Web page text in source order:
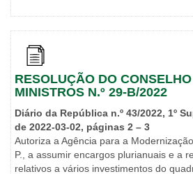
RESOLUÇÃO DO
MINISTROS N.º 29-B/2022
Diário da República n.º 43/2022, 1º
de 2022-03-02, páginas 2 – 3
Autoriza a Agência para a
P., a assumir encargos plurianuais e a
relativos a vários investimentos do